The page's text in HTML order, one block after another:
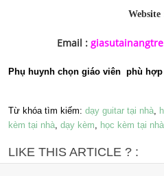
Website
Email :
Phụ huynh chọn giáo viên phù
Từ khóa tìm kiếm: dạy guitar tại nhà
kèm tại nhà dạy kèm học kèm tại nhà
LIKE THIS ARTICLE ? :